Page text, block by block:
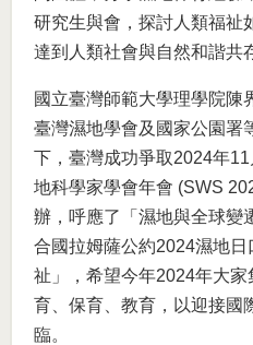
研究生與會，探討人類福祉
達到人類社會與自然和諧共
國立臺灣師範大學理學院陳
臺灣濕地學會及國家公園署
下，臺灣成功爭取2024年
地科學家學會年會 (SWS
辦，呼應了「濕地與全球變
合國拉姆薩公約2024濕地
祉」，希望今年2024年大
育、保育、教育，以迎接國
臨。